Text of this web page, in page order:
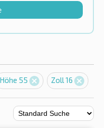
Höhe 55 Zoll 16